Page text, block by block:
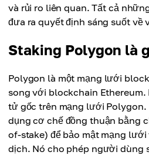
và rủi ro liên quan. Tất cả
đưa ra quyết định sáng suốt về
Staking Polygon là
Polygon là một mạng lưới
song với blockchain Ethereum.
tử gốc trên mạng lưới Polygon.
dụng cơ chế đồng thuận bằng
of-stake) để bảo mật mạng
dịch. Nó cho phép người dùng